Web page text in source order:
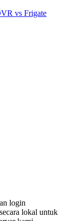
vs Frigate
login
lokal untuk